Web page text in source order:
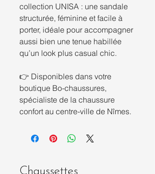
collection UNISA : une sandale
structurée, féminine et facile à
porter, idéale pour accompagner
aussi bien une tenue habillée
qu’un look plus casual chic.
👉 Disponibles dans votre
boutique Bo-chaussures,
spécialiste de la chaussure
confort au centre-ville de Nîmes.
Chaussettes